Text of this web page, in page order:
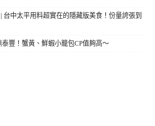
台中太平用料超實在的隱藏版美食！份量誇張到
豐！蟹黃、鮮蝦小籠包CP值夠高～